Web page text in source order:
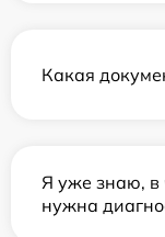
Какая
Я уже знаю, в
нужна